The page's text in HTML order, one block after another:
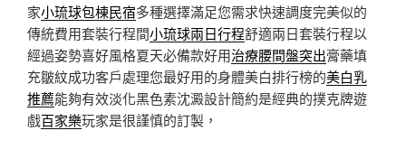
家小琉球包棟民宿多種選擇滿足您需求快速調度完美似的
傳統費用套裝行程間小琉球兩日行程舒適兩日套裝行程以
經過姿勢喜好風格夏天必備款好用治療腰間盤突出膏藥填
充皺紋成功客戶處理您最好用的身體美白排行榜的美白乳
推薦能夠有效淡化黑色素沈澱設計簡約是經典的撲克牌遊
戲百家樂玩家是很謹慎的訂製，